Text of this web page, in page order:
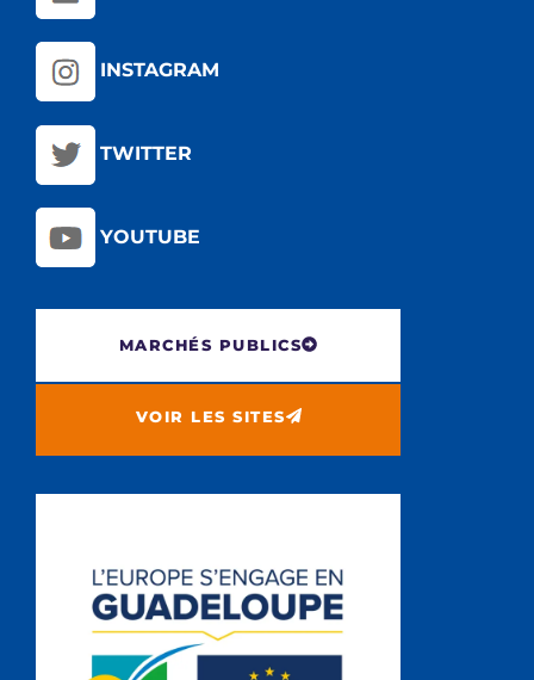
INSTAGRAM
TWITTER
YOUTUBE
MARCHÉS PUBLICS
VOIR LES SITES